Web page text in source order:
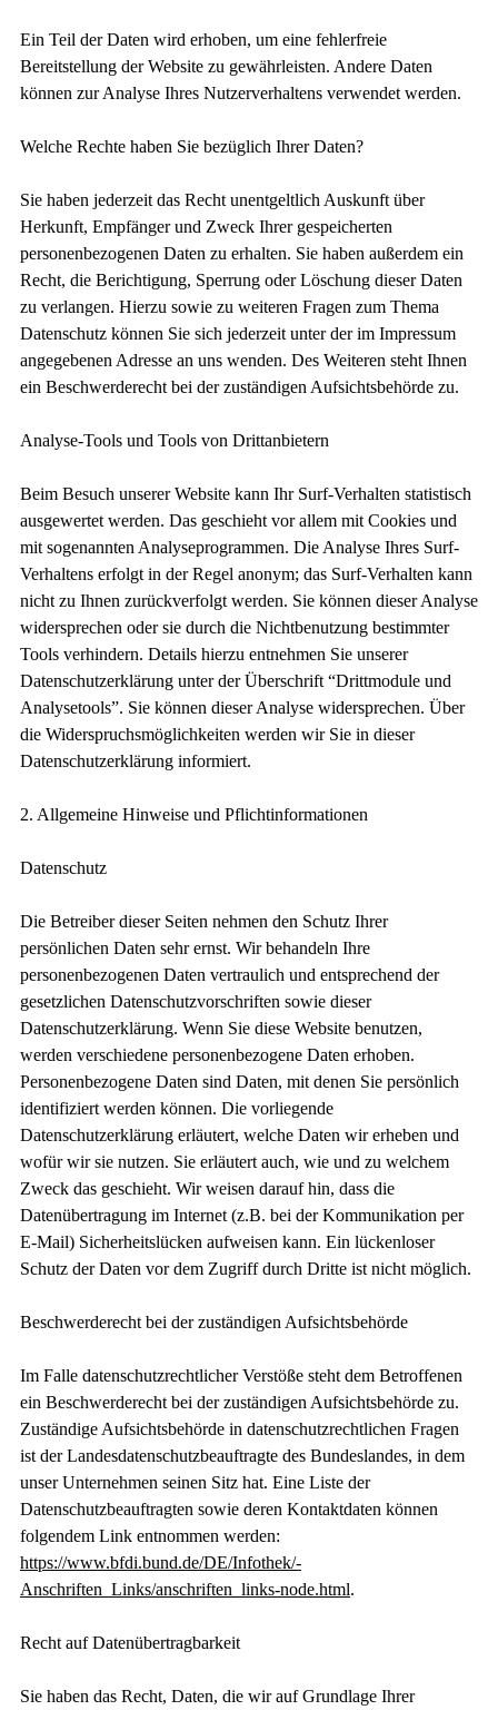
Ein Teil der Daten wird erhoben, um eine fehlerfreie
Bereitstellung der Website zu gewährleisten. Andere Daten
können zur Analyse Ihres Nutzerverhaltens verwendet werden.
Welche Rechte haben Sie bezüglich Ihrer Daten?
Sie haben jederzeit das Recht unentgeltlich Auskunft über
Herkunft, Empfänger und Zweck Ihrer gespeicherten
personenbezogenen Daten zu erhalten. Sie haben außerdem ein
Recht, die Berichtigung, Sperrung oder Löschung dieser Daten
zu verlangen. Hierzu sowie zu weiteren Fragen zum Thema
Datenschutz können Sie sich jederzeit unter der im Impressum
angegebenen Adresse an uns wenden. Des Weiteren steht Ihnen
ein Beschwerderecht bei der zuständigen Aufsichtsbehörde zu.
Analyse-Tools und Tools von Drittanbietern
Beim Besuch unserer Website kann Ihr Surf-Verhalten statistisch
ausgewertet werden. Das geschieht vor allem mit Cookies und
mit sogenannten Analyseprogrammen. Die Analyse Ihres Surf-
Verhaltens erfolgt in der Regel anonym; das Surf-Verhalten kann
nicht zu Ihnen zurückverfolgt werden. Sie können dieser Analyse
widersprechen oder sie durch die Nichtbenutzung bestimmter
Tools verhindern. Details hierzu entnehmen Sie unserer
Datenschutzerklärung unter der Überschrift “Drittmodule und
Analysetools”. Sie können dieser Analyse widersprechen. Über
die Widerspruchsmöglichkeiten werden wir Sie in dieser
Datenschutzerklärung informiert.
2. Allgemeine Hinweise und Pflichtinformationen
Datenschutz
Die Betreiber dieser Seiten nehmen den Schutz Ihrer
persönlichen Daten sehr ernst. Wir behandeln Ihre
personenbezogenen Daten vertraulich und entsprechend der
gesetzlichen Datenschutzvorschriften sowie dieser
Datenschutzerklärung. Wenn Sie diese Website benutzen,
werden verschiedene personenbezogene Daten erhoben.
Personenbezogene Daten sind Daten, mit denen Sie persönlich
identifiziert werden können. Die vorliegende
Datenschutzerklärung erläutert, welche Daten wir erheben und
wofür wir sie nutzen. Sie erläutert auch, wie und zu welchem
Zweck das geschieht. Wir weisen darauf hin, dass die
Datenübertragung im Internet (z.B. bei der Kommunikation per
E-Mail) Sicherheitslücken aufweisen kann. Ein lückenloser
Schutz der Daten vor dem Zugriff durch Dritte ist nicht möglich.
Beschwerderecht bei der zuständigen Aufsichtsbehörde
Im Falle datenschutzrechtlicher Verstöße steht dem Betroffenen
ein Beschwerderecht bei der zuständigen Aufsichtsbehörde zu.
Zuständige Aufsichtsbehörde in datenschutzrechtlichen Fragen
ist der Landesdatenschutzbeauftragte des Bundeslandes, in dem
unser Unternehmen seinen Sitz hat. Eine Liste der
Datenschutzbeauftragten sowie deren Kontaktdaten können
folgendem Link entnommen werden:
https://www.bfdi.bund.de/DE/Infothek/­
Anschriften_Links/anschriften_links-node.html.
Recht auf Datenübertragbarkeit
Sie haben das Recht, Daten, die wir auf Grundlage Ihrer